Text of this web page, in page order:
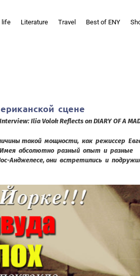
life Literature Travel Best of ENY
сцене
Ilia Volok Reflects on DIARY OF A
такой мощности, как режиссер
абсолютно разный опыт и разные
Анджелесе, они встретились и